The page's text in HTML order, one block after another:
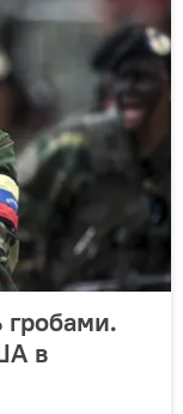
гробами.
в